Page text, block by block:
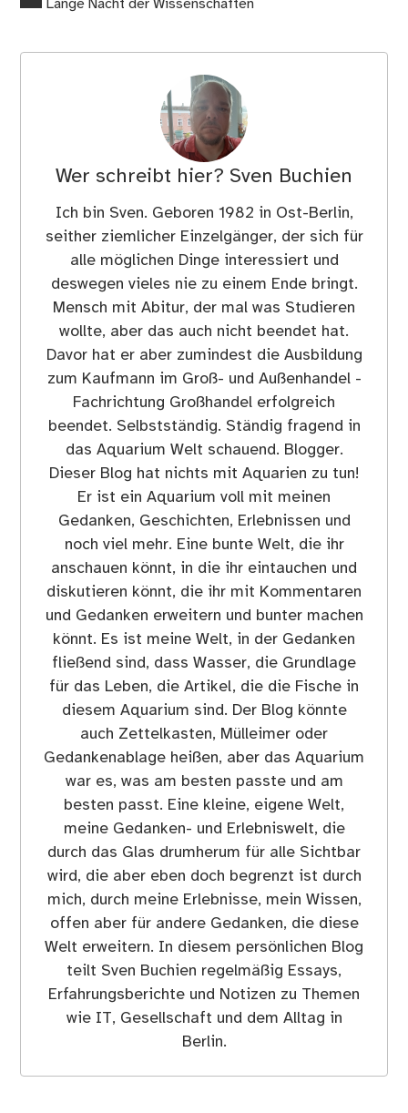
Lange Nacht der Wissenschaften
Wer schreibt hier? Sven Buchien
Ich bin Sven. Geboren 1982 in Ost-Berlin,
seither ziemlicher Einzelgänger, der sich für
alle möglichen Dinge interessiert und
deswegen vieles nie zu einem Ende bringt.
Mensch mit Abitur, der mal was Studieren
wollte, aber das auch nicht beendet hat.
Davor hat er aber zumindest die Ausbildung
zum Kaufmann im Groß- und Außenhandel -
Fachrichtung Großhandel erfolgreich
beendet. Selbstständig. Ständig fragend in
das Aquarium Welt schauend. Blogger.
Dieser Blog hat nichts mit Aquarien zu tun!
Er ist ein Aquarium voll mit meinen
Gedanken, Geschichten, Erlebnissen und
noch viel mehr. Eine bunte Welt, die ihr
anschauen könnt, in die ihr eintauchen und
diskutieren könnt, die ihr mit Kommentaren
und Gedanken erweitern und bunter machen
könnt. Es ist meine Welt, in der Gedanken
fließend sind, dass Wasser, die Grundlage
für das Leben, die Artikel, die die Fische in
diesem Aquarium sind. Der Blog könnte
auch Zettelkasten, Mülleimer oder
Gedankenablage heißen, aber das Aquarium
war es, was am besten passte und am
besten passt. Eine kleine, eigene Welt,
meine Gedanken- und Erlebniswelt, die
durch das Glas drumherum für alle Sichtbar
wird, die aber eben doch begrenzt ist durch
mich, durch meine Erlebnisse, mein Wissen,
offen aber für andere Gedanken, die diese
Welt erweitern. In diesem persönlichen Blog
teilt Sven Buchien regelmäßig Essays,
Erfahrungsberichte und Notizen zu Themen
wie IT, Gesellschaft und dem Alltag in
Berlin.